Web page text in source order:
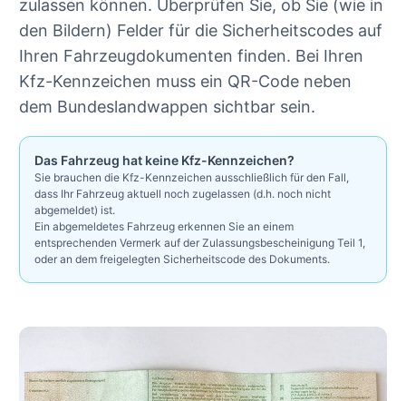
zulassen können. Überprüfen Sie, ob Sie (wie in
den Bildern) Felder für die Sicherheitscodes auf
Ihren Fahrzeugdokumenten finden. Bei Ihren
Kfz-Kennzeichen muss ein QR-Code neben
dem Bundeslandwappen sichtbar sein.
Das Fahrzeug hat keine Kfz-Kennzeichen?
Sie brauchen die Kfz-Kennzeichen ausschließlich für den Fall,
dass Ihr Fahrzeug aktuell noch zugelassen (d.h. noch nicht
abgemeldet) ist.
Ein abgemeldetes Fahrzeug erkennen Sie an einem
entsprechenden Vermerk auf der Zulassungsbescheinigung Teil 1,
oder an dem freigelegten Sicherheitscode des Dokuments.